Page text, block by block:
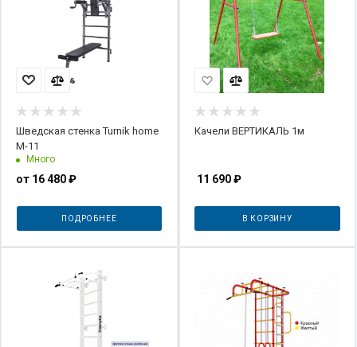
Шведская стенка Turnik home
М-11
Много
от 16 480 ₽
ПОДРОБНЕЕ
Качели ВЕРТИКАЛЬ 1м
11 690₽
В КОРЗИНУ